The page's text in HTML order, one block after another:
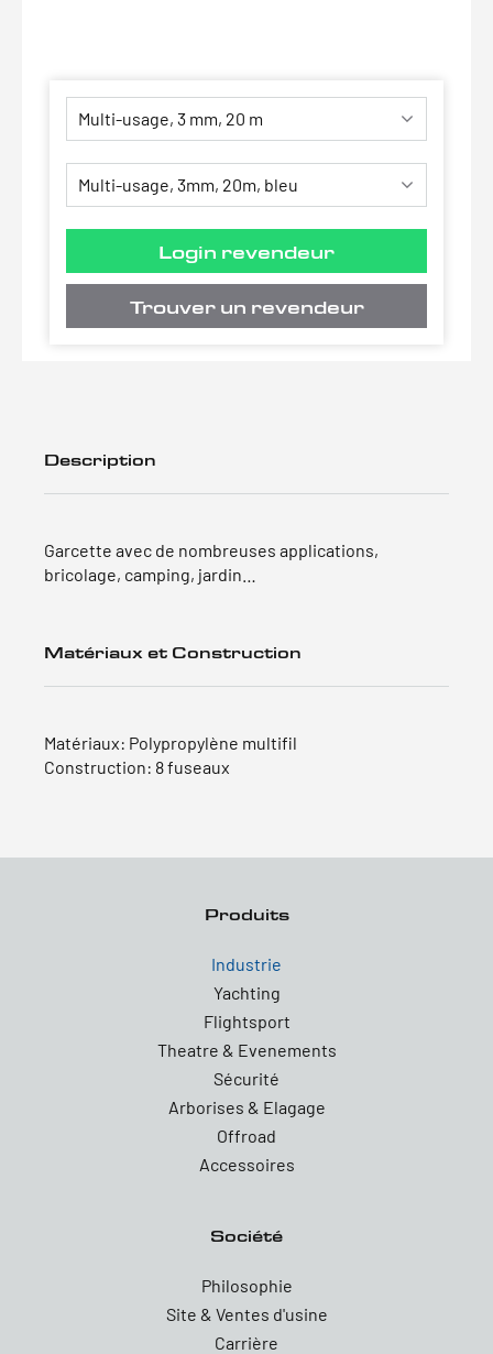
Login revendeur
Trouver un revendeur
Description
Garcette avec de nombreuses applications,
bricolage, camping, jardin…
Matériaux et Construction
Matériaux: Polypropylène multifil
Construction: 8 fuseaux
Produits
Industrie
Yachting
Flightsport
Theatre & Evenements
Sécurité
Arborises & Elagage
Offroad
Accessoires
Société
Philosophie
Site & Ventes d'usine
Carrière